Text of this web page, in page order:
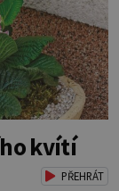
kvítí
PŘEHRÁT